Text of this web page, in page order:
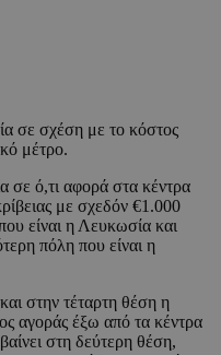
σε σχέση με το κόστος
μέτρο.
σε ό,τι αφορά στα κέντρα
με σχεδόν €1.000
είναι η Λευκωσία και
πόλη που είναι η
στην τέταρτη θέση η
αγοράς έξω από τα κέντρα
στη δεύτερη θέση,